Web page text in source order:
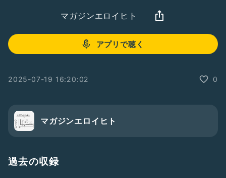
マガジンエロイヒト
アプリで聴く
2025-07-19 16:20:02 0
マガジンエロイヒト
過去の収録